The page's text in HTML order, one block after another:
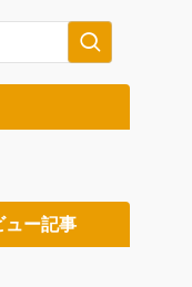
ュー記事